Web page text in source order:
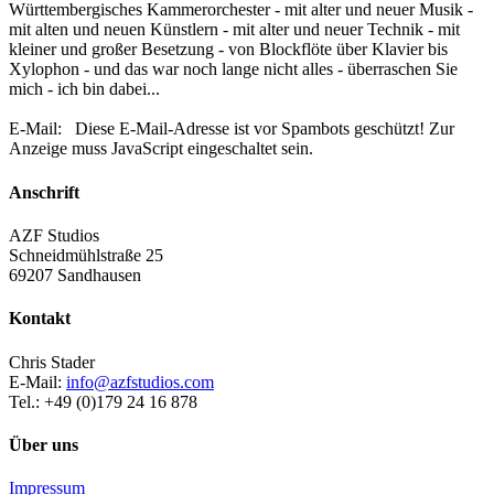
Württembergisches Kammerorchester - mit alter und neuer Musik -
mit alten und neuen Künstlern - mit alter und neuer Technik - mit
kleiner und großer Besetzung - von Blockflöte über Klavier bis
Xylophon - und das war noch lange nicht alles - überraschen Sie
mich - ich bin dabei...
E-Mail: Diese E-Mail-Adresse ist vor Spambots geschützt! Zur
Anzeige muss JavaScript eingeschaltet sein.
Anschrift
AZF Studios
Schneidmühlstraße 25
69207 Sandhausen
Kontakt
Chris Stader
E-Mail: info@azfstudios.com
Tel.: +49 (0)179 24 16 878
Über uns
Impressum